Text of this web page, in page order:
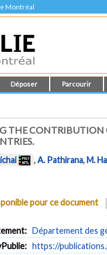
Montréal
Déposer Parcourir
THE CONTRIBUTION
,A. Pathirana,M.
pour ce document
Département des
https://